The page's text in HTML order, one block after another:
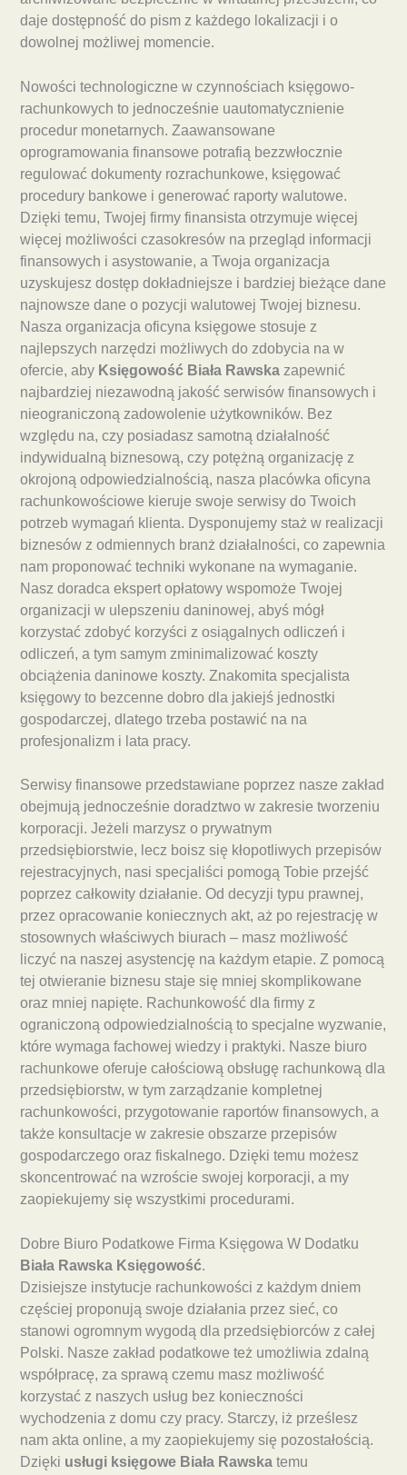
daje dostępność do pism z każdego lokalizacji i o
dowolnej możliwej momencie.
Nowości technologiczne w czynnościach księgowo-
rachunkowych to jednocześnie uautomatycznienie
procedur monetarnych. Zaawansowane
oprogramowania finansowe potrafią bezzwłocznie
regulować dokumenty rozrachunkowe, księgować
procedury bankowe i generować raporty walutowe.
Dzięki temu, Twojej firmy finansista otrzymuje więcej
więcej możliwości czasokresów na przegląd informacji
finansowych i asystowanie, a Twoja organizacja
uzyskujesz dostęp dokładniejsze i bardziej bieżące dane
najnowsze dane o pozycji walutowej Twojej biznesu.
Nasza organizacja oficyna księgowe stosuje z
najlepszych narzędzi możliwych do zdobycia na w
ofercie, aby Księgowość Biała Rawska zapewnić
najbardziej niezawodną jakość serwisów finansowych i
nieograniczoną zadowolenie użytkowników. Bez
względu na, czy posiadasz samotną działalność
indywidualną biznesową, czy potężną organizację z
okrojoną odpowiedzialnością, nasza placówka oficyna
rachunkowościowe kieruje swoje serwisy do Twoich
potrzeb wymagań klienta. Dysponujemy staż w realizacji
biznesów z odmiennych branż działalności, co zapewnia
nam proponować techniki wykonane na wymaganie.
Nasz doradca ekspert opłatowy wspomoże Twojej
organizacji w ulepszeniu daninowej, abyś mógł
korzystać zdobyć korzyści z osiągalnych odliczeń i
odliczeń, a tym samym zminimalizować koszty
obciążenia daninowe koszty. Znakomita specjalista
księgowy to bezcenne dobro dla jakiejś jednostki
gospodarczej, dlatego trzeba postawić na na
profesjonalizm i lata pracy.
Serwisy finansowe przedstawiane poprzez nasze zakład
obejmują jednocześnie doradztwo w zakresie tworzeniu
korporacji. Jeżeli marzysz o prywatnym
przedsiębiorstwie, lecz boisz się kłopotliwych przepisów
rejestracyjnych, nasi specjaliści pomogą Tobie przejść
poprzez całkowity działanie. Od decyzji typu prawnej,
przez opracowanie koniecznych akt, aż po rejestrację w
stosownych właściwych biurach – masz możliwość
liczyć na naszej asystencję na każdym etapie. Z pomocą
tej otwieranie biznesu staje się mniej skomplikowane
oraz mniej napięte. Rachunkowość dla firmy z
ograniczoną odpowiedzialnością to specjalne wyzwanie,
które wymaga fachowej wiedzy i praktyki. Nasze biuro
rachunkowe oferuje całościową obsługę rachunkową dla
przedsiębiorstw, w tym zarządzanie kompletnej
rachunkowości, przygotowanie raportów finansowych, a
także konsultacje w zakresie obszarze przepisów
gospodarczego oraz fiskalnego. Dzięki temu możesz
skoncentrować na wzroście swojej korporacji, a my
zaopiekujemy się wszystkimi procedurami.
Dobre Biuro Podatkowe Firma Księgowa W Dodatku
Biała Rawska Księgowość.
Dzisiejsze instytucje rachunkowości z każdym dniem
częściej proponują swoje działania przez sieć, co
stanowi ogromnym wygodą dla przedsiębiorców z całej
Polski. Nasze zakład podatkowe też umożliwia zdalną
współpracę, za sprawą czemu masz możliwość
korzystać z naszych usług bez konieczności
wychodzenia z domu czy pracy. Starczy, iż prześlesz
nam akta online, a my zaopiekujemy się pozostałością.
Dzięki usługi księgowe Biała Rawska temu